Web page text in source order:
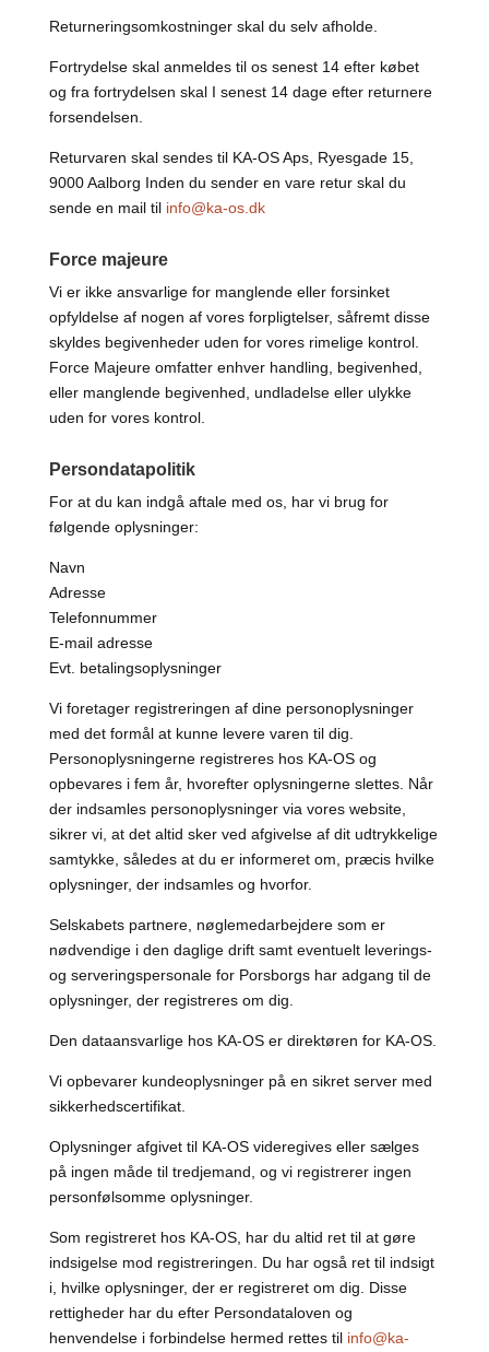
Returneringsomkostninger skal du selv afholde.
Fortrydelse skal anmeldes til os senest 14 efter købet
og fra fortrydelsen skal I senest 14 dage efter returnere
forsendelsen.
Returvaren skal sendes til KA-OS Aps, Ryesgade 15,
9000 Aalborg Inden du sender en vare retur skal du
sende en mail til info@ka-os.dk
Force majeure
Vi er ikke ansvarlige for manglende eller forsinket
opfyldelse af nogen af vores forpligtelser, såfremt disse
skyldes begivenheder uden for vores rimelige kontrol.
Force Majeure omfatter enhver handling, begivenhed,
eller manglende begivenhed, undladelse eller ulykke
uden for vores kontrol.
Persondatapolitik
For at du kan indgå aftale med os, har vi brug for
følgende oplysninger:
Navn
Adresse
Telefonnummer
E-mail adresse
Evt. betalingsoplysninger
Vi foretager registreringen af dine personoplysninger
med det formål at kunne levere varen til dig.
Personoplysningerne registreres hos KA-OS og
opbevares i fem år, hvorefter oplysningerne slettes. Når
der indsamles personoplysninger via vores website,
sikrer vi, at det altid sker ved afgivelse af dit udtrykkelige
samtykke, således at du er informeret om, præcis hvilke
oplysninger, der indsamles og hvorfor.
Selskabets partnere, nøglemedarbejdere som er
nødvendige i den daglige drift samt eventuelt leverings-
og serveringspersonale for Porsborgs har adgang til de
oplysninger, der registreres om dig.
Den dataansvarlige hos KA-OS er direktøren for KA-OS.
Vi opbevarer kundeoplysninger på en sikret server med
sikkerhedscertifikat.
Oplysninger afgivet til KA-OS videregives eller sælges
på ingen måde til tredjemand, og vi registrerer ingen
personfølsomme oplysninger.
Som registreret hos KA-OS, har du altid ret til at gøre
indsigelse mod registreringen. Du har også ret til indsigt
i, hvilke oplysninger, der er registreret om dig. Disse
rettigheder har du efter Persondataloven og
henvendelse i forbindelse hermed rettes til info@ka-